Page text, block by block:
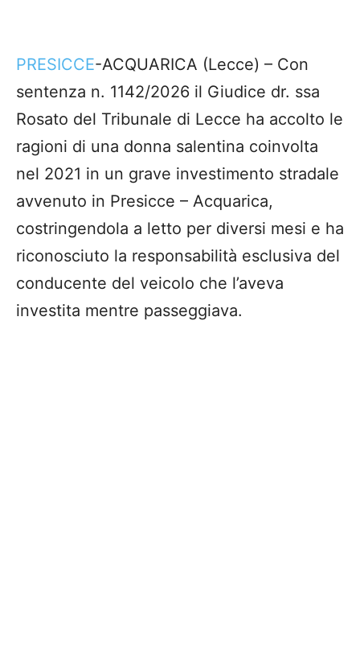
PRESICCE-ACQUARICA (Lecce) – Con
sentenza n. 1142/2026 il Giudice dr. ssa
Rosato del Tribunale di Lecce ha accolto le
ragioni di una donna salentina coinvolta
nel 2021 in un grave investimento stradale
avvenuto in Presicce – Acquarica,
costringendola a letto per diversi mesi e ha
riconosciuto la responsabilità esclusiva del
conducente del veicolo che l’aveva
investita mentre passeggiava.